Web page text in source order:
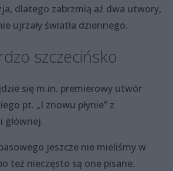
dlatego zabrzmią aż dwa utwory,
ujrzały światła dziennego.
szczecińsko
się m.in. premierowy utwór
pt. „I znowu płynie” z
głównej.
jeszcze nie mieliśmy w
też nieczęsto są one pisane.